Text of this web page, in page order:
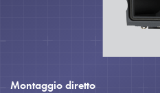
Montaggio diretto